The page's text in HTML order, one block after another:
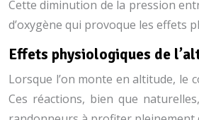
Cette diminution de la pression
d’oxygène qui provoque les effets
Effets physiologiques de
Lorsque l’on monte en altitude, le
Ces réactions, bien que